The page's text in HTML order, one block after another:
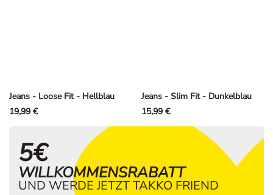
Jeans - Loose Fit - Hellblau
19,99 €
Jeans - Slim Fit - Dunkelblau
15,99 €
5€
WILLKOMMENSRABATT
UND WERDE JETZT TAKKO FRIEND